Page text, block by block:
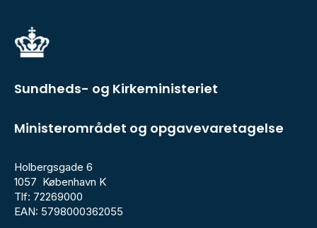
Sundheds- og Kirkeministeriet
Ministerområdet og opgavevaretagelse
Holbergsgade 6
1057 København K
Tlf: 72269000
EAN: 5798000362055